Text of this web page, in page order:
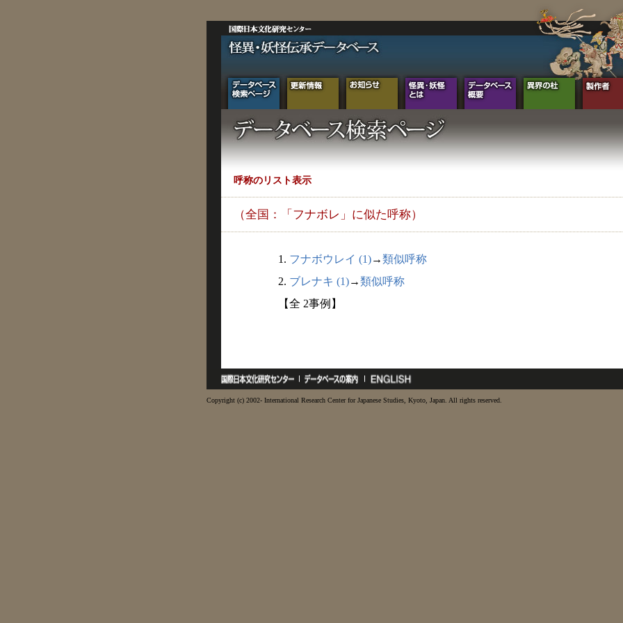
呼称のリスト表示
（全国：「フナボレ」に似た呼称）
1. フナボウレイ (1)→類似呼称
2. ブレナキ (1)→類似呼称
【全 2事例】
Copyright (c) 2002- International Research Center for Japanese Studies, Kyoto, Japan. All rights reserved.